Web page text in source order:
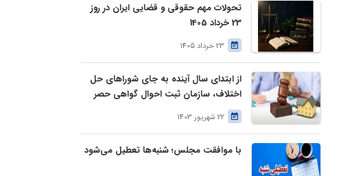
تحولات مهم حقوقی و قضایی ایران در روز
23 خرداد 1405
23 خرداد 1405
از ابتدای سال آینده به جای شوراهای حل
اختلاف، سازمان ثبت احوال گواهی حصر
وراثت بدون نیاز به درخواست وراث صادر
خواهد کرد
22 شهریور 1403
با موافقت مجلس؛ شنبه‌ها تعطیل می‌شود